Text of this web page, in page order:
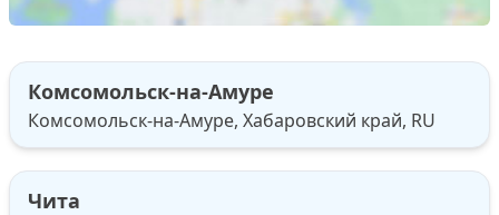
Комсомольск-на-Амуре
Комсомольск-на-Амуре, Хабаровский край, RU
Чита